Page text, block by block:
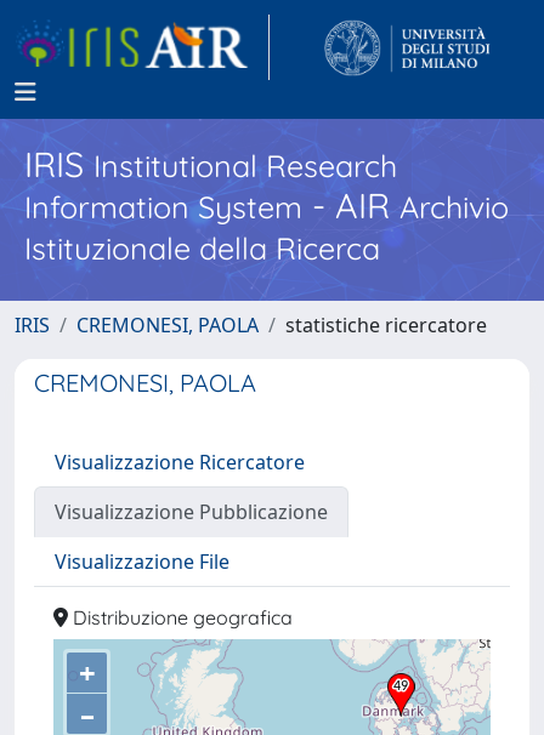
IRISInstitutional Research
Information System - AIR Archivio
Istituzionale della Ricerca
IRIS CREMONESI, PAOLA statistiche ricercatore
CREMONESI, PAOLA
Visualizzazione Ricercatore
Visualizzazione Pubblicazione
Visualizzazione File
Distribuzione geografica
+
–